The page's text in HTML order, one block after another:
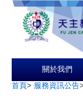
關於我們
首頁> 服務資訊公告>